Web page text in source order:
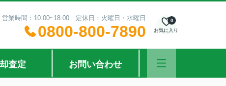
営業時間：10:00~18:00 定休日：火曜日・水曜日
0800-800-7890 お気に入り
0
査定 お問い合わせ